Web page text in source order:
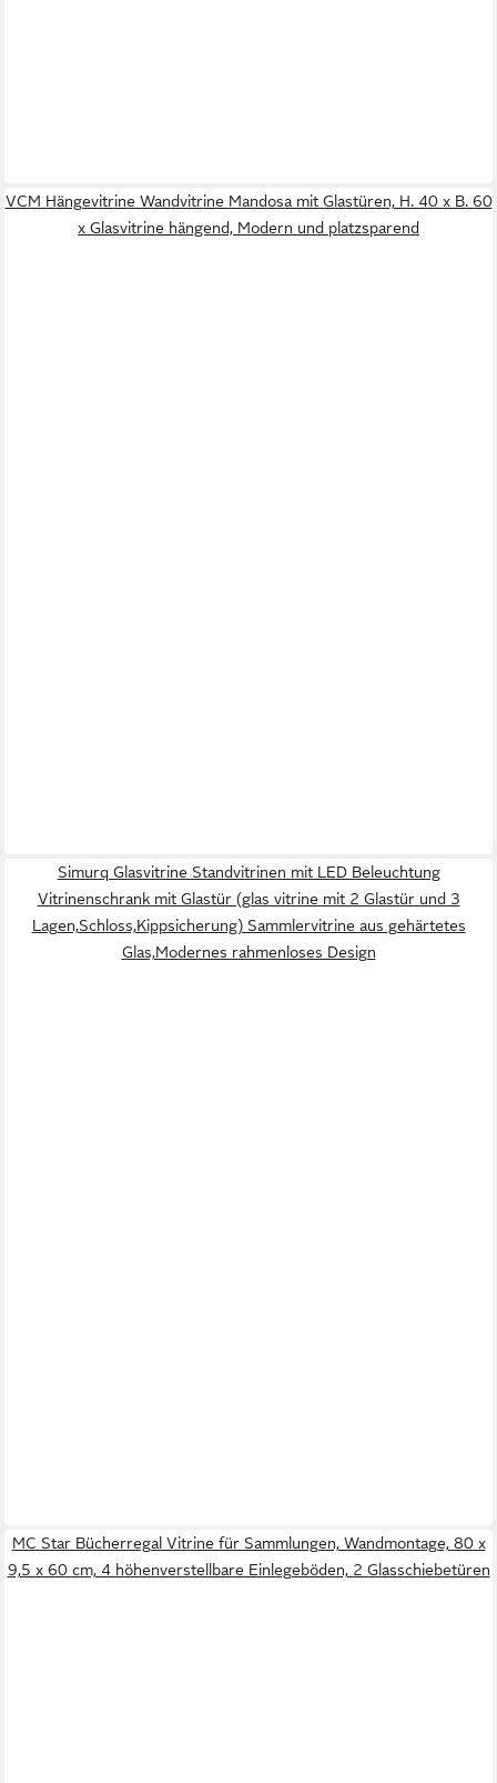
VCM Hängevitrine Wandvitrine Mandosa mit Glastüren, H. 40 x B. 60
x Glasvitrine hängend, Modern und platzsparend
Simurq Glasvitrine Standvitrinen mit LED Beleuchtung
Vitrinenschrank mit Glastür (glas vitrine mit 2 Glastür und 3
Lagen,Schloss,Kippsicherung) Sammlervitrine aus gehärtetes
Glas,Modernes rahmenloses Design
MC Star Bücherregal Vitrine für Sammlungen, Wandmontage, 80 x
9,5 x 60 cm, 4 höhenverstellbare Einlegeböden, 2 Glasschiebetüren